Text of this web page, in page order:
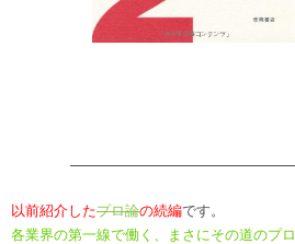
以前紹介したプロ論の続編です。
各業界の第一線で働く、まさにその道のプロ